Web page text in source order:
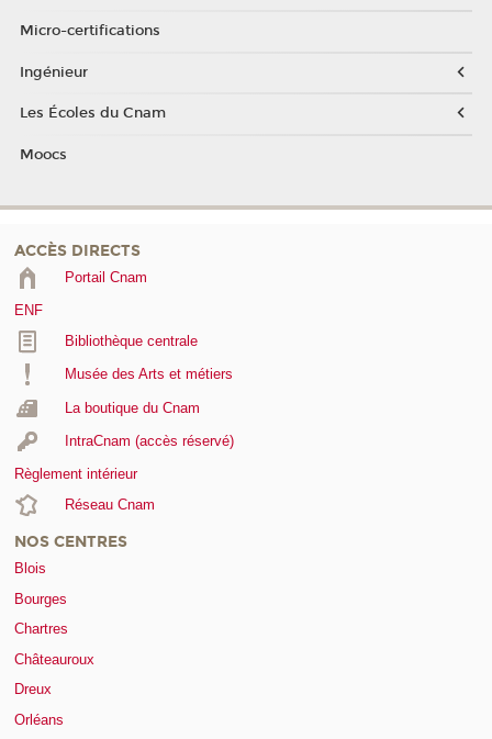
Micro-certifications
Ingénieur
Les Écoles du Cnam
Moocs
ACCÈS DIRECTS
Portail Cnam
ENF
Bibliothèque centrale
Musée des Arts et métiers
La boutique du Cnam
IntraCnam (accès réservé)
Règlement intérieur
Réseau Cnam
NOS CENTRES
Blois
Bourges
Chartres
Châteauroux
Dreux
Orléans